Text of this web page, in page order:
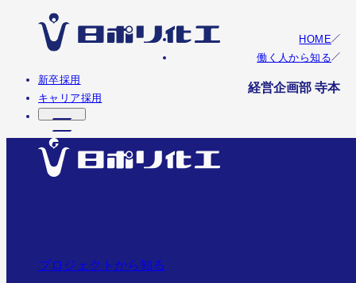
新卒採用
キャリア採用
プロジェクトから知る
HOME
働く人から知る
経営企画部 寺本